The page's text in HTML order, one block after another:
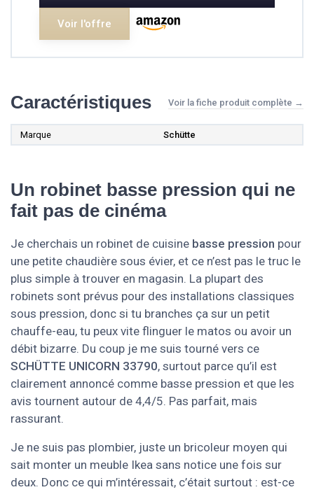
Voir l'offre
Caractéristiques Voir la fiche produit complète →
Marque Schütte
Un robinet basse pression qui ne
fait pas de cinéma
Je cherchais un robinet de cuisine basse pression pour
une petite chaudière sous évier, et ce n’est pas le truc le
plus simple à trouver en magasin. La plupart des
robinets sont prévus pour des installations classiques
sous pression, donc si tu branches ça sur un petit
chauffe-eau, tu peux vite flinguer le matos ou avoir un
débit bizarre. Du coup je me suis tourné vers ce
SCHÜTTE UNICORN 33790, surtout parce qu’il est
clairement annoncé comme basse pression et que les
avis tournent autour de 4,4/5. Pas parfait, mais
rassurant.
Je ne suis pas plombier, juste un bricoleur moyen qui
sait monter un meuble Ikea sans notice une fois sur
deux. Donc ce qui m’intéressait, c’était surtout : est-ce